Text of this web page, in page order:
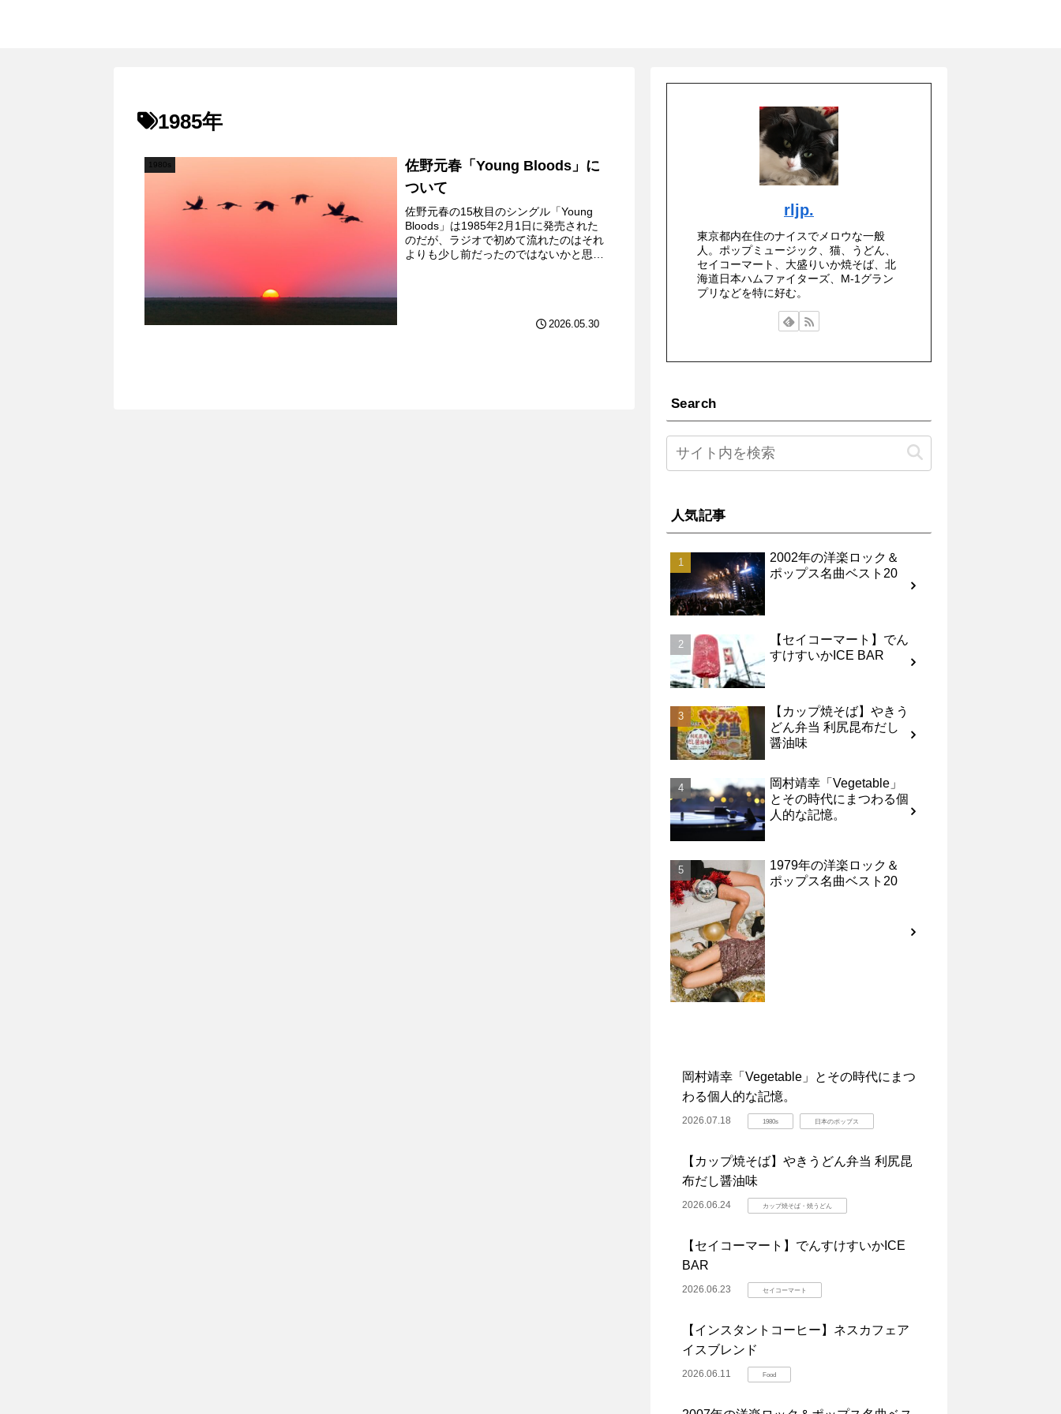
1985年
1980s
佐野元春「Young Bloods」に
ついて
佐野元春の15枚目のシングル「Young
Bloods」は1985年2月1日に発売された
のだが、ラジオで初めて流れたのはそれ
よりも少し前だったのではないかと思
2026.05.30
rljp.
東京都内在住のナイスでメロウな一般
人。ポップミュージック、猫、うどん、
セイコーマート、大盛りいか焼そば、北
海道日本ハムファイターズ、M-1グラン
プリなどを特に好む。
Search
人気記事
2002年の洋楽ロック＆
ポップス名曲ベスト20
【セイコーマート】でん
すけすいかICE BAR
【カップ焼そば】やきう
どん弁当 利尻昆布だし
醤油味
岡村靖幸「Vegetable」
とその時代にまつわる個
人的な記憶。
1979年の洋楽ロック＆
ポップス名曲ベスト20
岡村靖幸「Vegetable」とその時代にまつ
わる個人的な記憶。
2026.07.18 1980s 日本のポップス
【カップ焼そば】やきうどん弁当 利尻昆
布だし醤油味
2026.06.24 カップ焼そば・焼うどん
【セイコーマート】でんすけすいかICE
BAR
2026.06.23 セイコーマート
【インスタントコーヒー】ネスカフェア
イスブレンド
2026.06.11 Food